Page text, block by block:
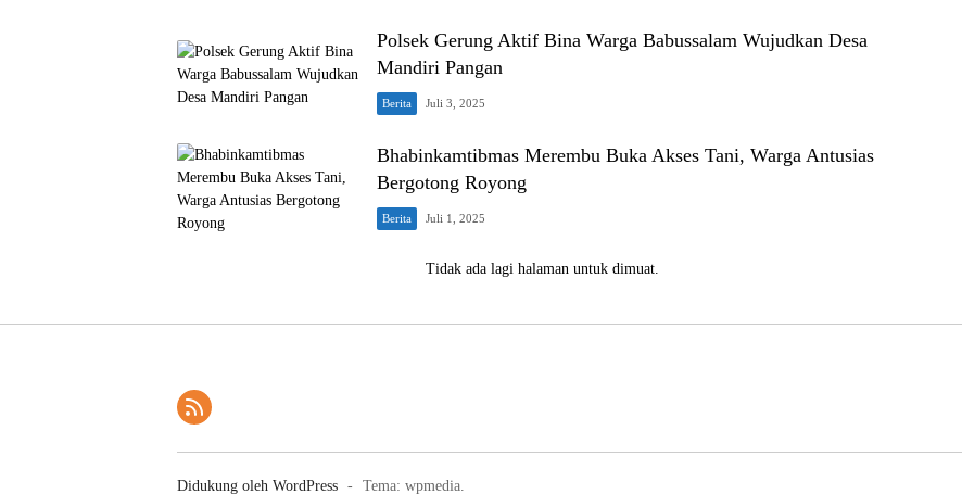
Polsek Gerung Aktif Bina Warga Babussalam Wujudkan Desa
Mandiri Pangan
Berita Juli 3, 2025
Bhabinkamtibmas Merembu Buka Akses Tani, Warga Antusias
Bergotong Royong
Berita Juli 1, 2025
Tidak ada lagi halaman untuk dimuat.
Didukung oleh WordPress - Tema: wpmedia.